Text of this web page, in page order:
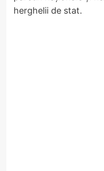
herghelii de stat.